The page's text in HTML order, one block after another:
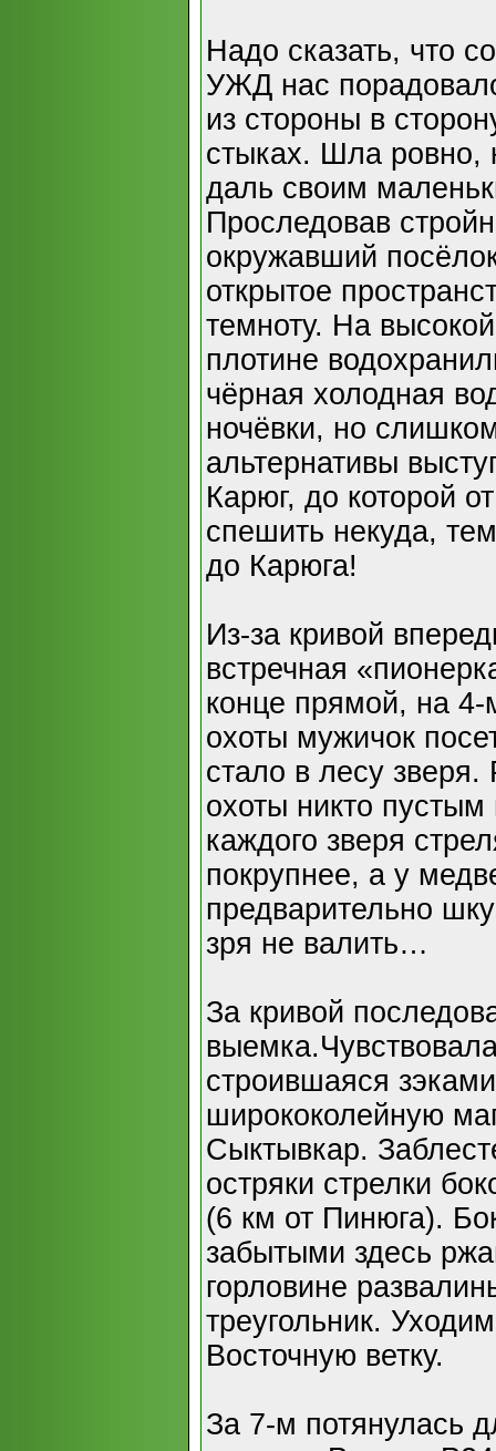
Надо сказать, что
УЖД нас
из стороны в
стыках. Шла ровно,
даль своим
Проследовав
окружавший
открытое
темноту. На
плотине
чёрная холодная
ночёвки, но
альтернативы
Карюг, до которой
спешить некуда,
до Карюга!
Из-за кривой
встречная
конце прямой, на
охоты мужичок
стало в лесу
охоты никто
каждого зверя
покрупнее, а у
предварительно
зря не валить…
За кривой
строившаяся
ширококолейную
Сыктывкар.
остряки стрелки
(6 км от Пинюга).
забытыми здесь
горловине
треугольник.
Восточную ветку.
За 7-м потянулась